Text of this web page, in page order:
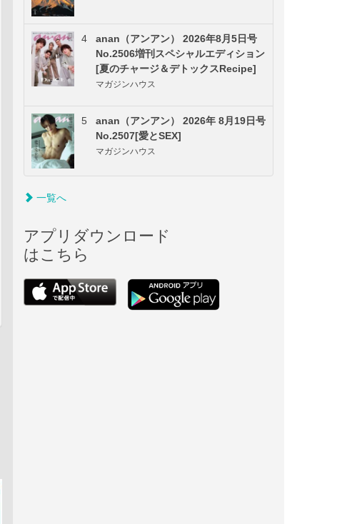
4
anan（アンアン） 2026年8月5日号
No.2506増刊スペシャルエディション
[夏のチャージ＆デトックスRecipe]
マガジンハウス
5
anan（アンアン） 2026年 8月19日号
No.2507[愛とSEX]
マガジンハウス
一覧へ
アプリダウンロード
はこちら